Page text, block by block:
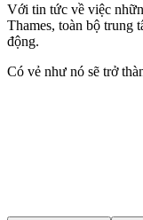
Với tin tức về việc
Thames, toàn bộ trung
động.
Có vẻ như nó sẽ trở